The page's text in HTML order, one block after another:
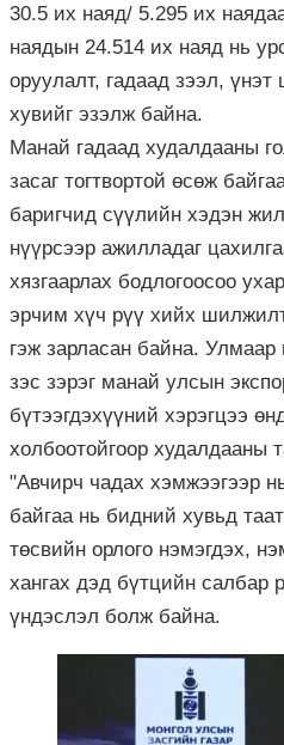
30.5 их наяд/ 5.295 их
наядын 24.514 их наяд нь
оруулалт, гадаад зээл,
хувийг эзэлж байна.
Манай гадаад худалдааны
засаг тогтвортой өсөж
баригчид сүүлийн хэдэн
нүүрсээр ажилладаг
хязгаарлах бодлогоосоо
эрчим хүч рүү хийх
гэж зарласан байна.
зэс зэрэг манай улсын
бүтээгдэхүүний хэрэгцээ
холбоотойгоор худалдааны
"Авчирч чадах хэмжээгээр
байгаа нь бидний хувьд
төсвийн орлого нэмэгдэх,
хангах дэд бүтцийн салбар
үндэслэл болж байна.